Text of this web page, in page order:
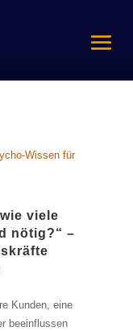
viele
nötig?“ –
Kunden, eine
beeinflussen